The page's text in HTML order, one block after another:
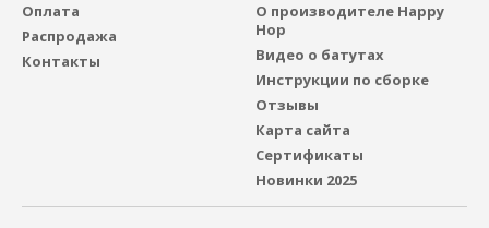
Оплата
Распродажа
Контакты
О производителе Happy
Hop
Видео о батутах
Инструкции по сборке
Отзывы
Карта сайта
Сертификаты
Новинки 2025